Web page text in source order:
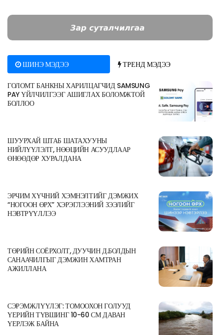
ШИНЭ МЭДЭЭ ТРЕНД МЭДЭЭ
ГОЛОМТ БАНКНЫ ХАРИЛЦАГЧИД SAMSUNG
PAY ҮЙЛЧИЛГЭЭГ АШИГЛАХ БОЛОМЖТОЙ
БОЛЛОО
ШУУРХАЙ ШТАБ ШАТАХУУНЫ
НИЙЛҮҮЛЭЛТ, НӨӨЦИЙН АСУУДЛААР
ӨНӨӨДӨР ХУРАЛДАНА
ЭРЧИМ ХҮЧНИЙ ХЭМНЭЛТИЙГ ДЭМЖИХ
“НОГООН ӨРХ” ХЭРЭГЛЭЭНИЙ ЗЭЭЛИЙГ
НЭВТРҮҮЛЛЭЭ
ТӨРИЙН СОЁРХОЛТ, ДУУЧИН Д.БОЛДЫН
САНААЧИЛГЫГ ДЭМЖИН ХАМТРАН
АЖИЛЛАНА
СЭРЭМЖЛҮҮЛЭГ: ТОМООХОН ГОЛУУД
ҮЕРИЙН ТҮВШИНГ 10-60 СМ ДАВАН
ҮЕРЛЭЖ БАЙНА